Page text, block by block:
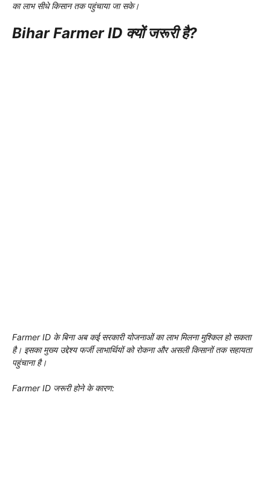
का लाभ सीधे किसान तक पहुंचाया जा सके।
Bihar Farmer ID क्यों जरूरी है?
Farmer ID के बिना अब कई सरकारी योजनाओं का लाभ मिलना मुश्किल हो सकता
है। इसका मुख्य उद्देश्य फर्जी लाभार्थियों को रोकना और असली किसानों तक सहायता
पहुंचाना है।
Farmer ID जरूरी होने के कारण: